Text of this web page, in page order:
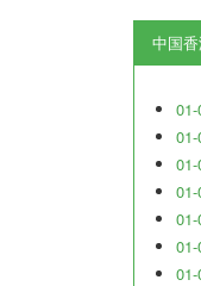
中国